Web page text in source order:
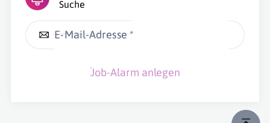
Suche
E-Mail-Adresse *
Job-Alarm anlegen